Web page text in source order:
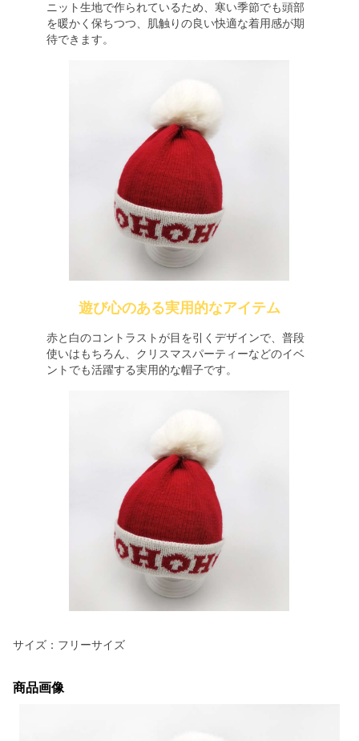
ニット生地で作られているため、寒い季節でも頭部
を暖かく保ちつつ、肌触りの良い快適な着用感が期
待できます。
遊び心のある実用的なアイテム
赤と白のコントラストが目を引くデザインで、普段
使いはもちろん、クリスマスパーティーなどのイベ
ントでも活躍する実用的な帽子です。
サイズ：フリーサイズ
商品画像